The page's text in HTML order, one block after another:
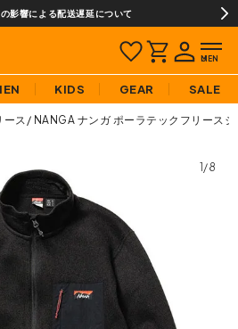
影響による配送遅延について
KIDS GEAR SALE
ース NANGA ナンガ ポーラテックフリース
1/8